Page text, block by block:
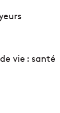
vie : santé